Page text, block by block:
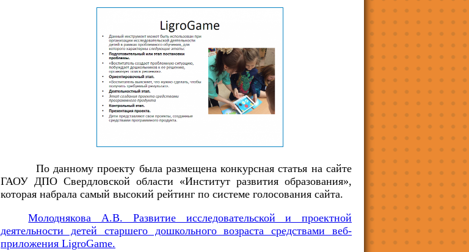
По данному проекту была размещена конкурсная статья на сайте
ГАОУ ДПО Свердловской области «Институт развития образования»,
которая набрала самый высокий рейтинг по системе голосования сайта.
Молоднякова А.В. Развитие исследовательской и проектной
деятельности детей старшего дошкольного возраста средствами веб-
приложения LigroGame.